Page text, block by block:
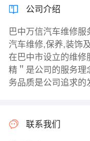
公司介绍
巴中万信汽车维修
汽车维修,保养,装饰
在巴中市设立的维修
精＂是公司的服务理
务品质是公司追求的
联系我们